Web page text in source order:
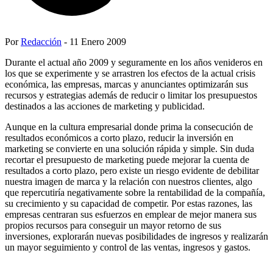
PorRedacción - 11 Enero 2009
Durante el actual año 2009 y seguramente en los años venideros en
los que se experimente y se arrastren los efectos de la actual crisis
económica, las empresas, marcas y anunciantes optimizarán sus
recursos y estrategias además de reducir o limitar los presupuestos
destinados a las acciones de marketing y publicidad.
Aunque en la cultura empresarial donde prima la consecución de
resultados económicos a corto plazo, reducir la inversión en
marketing se convierte en una solución rápida y simple. Sin duda
recortar el presupuesto de marketing puede mejorar la cuenta de
resultados a corto plazo, pero existe un riesgo evidente de debilitar
nuestra imagen de marca y la relación con nuestros clientes, algo
que repercutiría negativamente sobre la rentabilidad de la compañía,
su crecimiento y su capacidad de competir. Por estas razones, las
empresas centraran sus esfuerzos en emplear de mejor manera sus
propios recursos para conseguir un mayor retorno de sus
inversiones, explorarán nuevas posibilidades de ingresos y realizarán
un mayor seguimiento y control de las ventas, ingresos y gastos.